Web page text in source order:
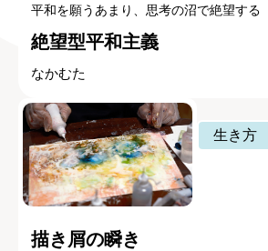
平和を願うあまり、思考の沼で絶望する
絶望型平和主義
なかむた
生き方
描き屑の瞬き